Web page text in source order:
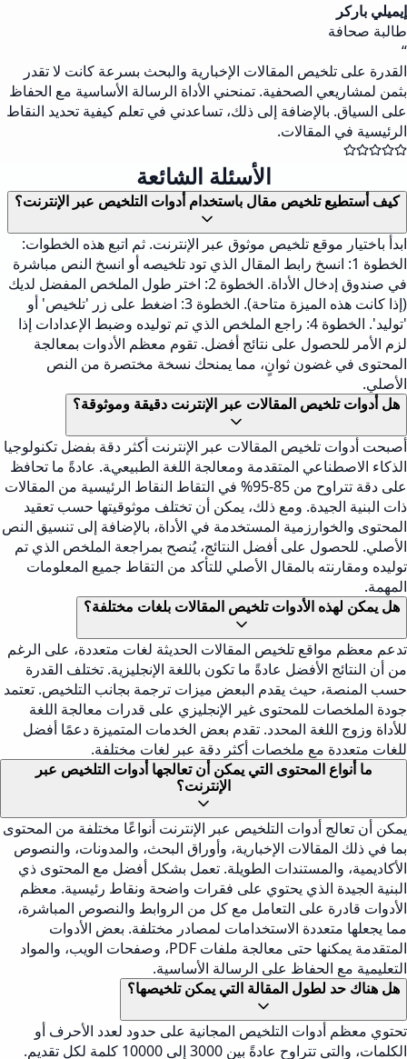
إيميلي باركر
طالبة صحافة
“
القدرة على تلخيص المقالات الإخبارية والبحث بسرعة كانت لا تقدر
بثمن لمشاريعي الصحفية. تمنحني الأداة الرسالة الأساسية مع الحفاظ
على السياق. بالإضافة إلى ذلك، تساعدني في تعلم كيفية تحديد النقاط
الرئيسية في المقالات.
الأسئلة الشائعة
كيف أستطيع تلخيص مقال باستخدام أدوات التلخيص عبر الإنترنت؟
ابدأ باختيار موقع تلخيص موثوق عبر الإنترنت. ثم اتبع هذه الخطوات:
الخطوة 1: انسخ رابط المقال الذي تود تلخيصه أو انسخ النص مباشرة
في صندوق إدخال الأداة. الخطوة 2: اختر طول الملخص المفضل لديك
(إذا كانت هذه الميزة متاحة). الخطوة 3: اضغط على زر 'تلخيص' أو
'توليد'. الخطوة 4: راجع الملخص الذي تم توليده وضبط الإعدادات إذا
لزم الأمر للحصول على نتائج أفضل. تقوم معظم الأدوات بمعالجة
المحتوى في غضون ثوانٍ، مما يمنحك نسخة مختصرة من النص
الأصلي.
هل أدوات تلخيص المقالات عبر الإنترنت دقيقة وموثوقة؟
أصبحت أدوات تلخيص المقالات عبر الإنترنت أكثر دقة بفضل تكنولوجيا
الذكاء الاصطناعي المتقدمة ومعالجة اللغة الطبيعية. عادةً ما تحافظ
على دقة تتراوح من 85-95% في التقاط النقاط الرئيسية من المقالات
ذات البنية الجيدة. ومع ذلك، يمكن أن تختلف موثوقيتها حسب تعقيد
المحتوى والخوارزمية المستخدمة في الأداة، بالإضافة إلى تنسيق النص
الأصلي. للحصول على أفضل النتائج، يُنصح بمراجعة الملخص الذي تم
توليده ومقارنته بالمقال الأصلي للتأكد من التقاط جميع المعلومات
المهمة.
هل يمكن لهذه الأدوات تلخيص المقالات بلغات مختلفة؟
تدعم معظم مواقع تلخيص المقالات الحديثة لغات متعددة، على الرغم
من أن النتائج الأفضل عادةً ما تكون باللغة الإنجليزية. تختلف القدرة
حسب المنصة، حيث يقدم البعض ميزات ترجمة بجانب التلخيص. تعتمد
جودة الملخصات للمحتوى غير الإنجليزي على قدرات معالجة اللغة
للأداة وزوج اللغة المحدد. تقدم بعض الخدمات المتميزة دعمًا أفضل
للغات متعددة مع ملخصات أكثر دقة عبر لغات مختلفة.
ما أنواع المحتوى التي يمكن أن تعالجها أدوات التلخيص عبر
الإنترنت؟
يمكن أن تعالج أدوات التلخيص عبر الإنترنت أنواعًا مختلفة من المحتوى
بما في ذلك المقالات الإخبارية، وأوراق البحث، والمدونات، والنصوص
الأكاديمية، والمستندات الطويلة. تعمل بشكل أفضل مع المحتوى ذي
البنية الجيدة الذي يحتوي على فقرات واضحة ونقاط رئيسية. معظم
الأدوات قادرة على التعامل مع كل من الروابط والنصوص المباشرة،
مما يجعلها متعددة الاستخدامات لمصادر مختلفة. بعض الأدوات
المتقدمة يمكنها حتى معالجة ملفات PDF، وصفحات الويب، والمواد
التعليمية مع الحفاظ على الرسالة الأساسية.
هل هناك حد لطول المقالة التي يمكن تلخيصها؟
تحتوي معظم أدوات التلخيص المجانية على حدود لعدد الأحرف أو
الكلمات، والتي تتراوح عادةً بين 3000 إلى 10000 كلمة لكل تقديم.